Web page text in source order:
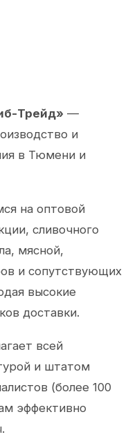
Трейд» —
и
в Тюмени и
на оптовой
сливочного
мясной,
и сопутствующих
высокие
доставки.
всей
и штатом
(более 100
эффективно